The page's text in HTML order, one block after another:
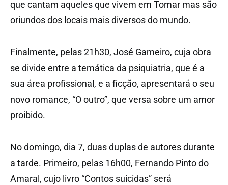
que cantam aqueles que vivem em Tomar mas são
oriundos dos locais mais diversos do mundo.
Finalmente, pelas 21h30, José Gameiro, cuja obra
se divide entre a temática da psiquiatria, que é a
sua área profissional, e a ficção, apresentará o seu
novo romance, “O outro”, que versa sobre um amor
proibido.
No domingo, dia 7, duas duplas de autores durante
a tarde. Primeiro, pelas 16h00, Fernando Pinto do
Amaral, cujo livro “Contos suicidas” será